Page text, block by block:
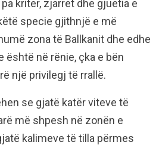
kriter, zjarret dhe gjuetia e
specie gjithnjë e më
zona të Ballkanit dhe edhe
është në rënie, çka e bën
një privilegj të rrallë.
se gjatë katër viteve të
më shpesh në zonën e
kalimeve të tilla përmes